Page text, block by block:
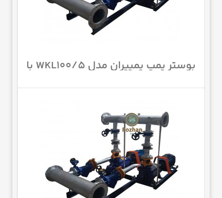
بوستر پمپ پمپیران مدل WKL100/5 با
موتور 100 اسب 1450 دور